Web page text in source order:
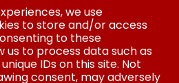
we use
to store and/or access
to these
us to process data such as
IDs on this site. Not
consent, may adversely